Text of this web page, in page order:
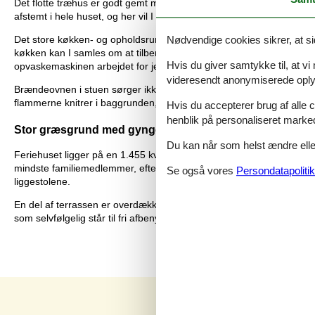
Det flotte træhus er godt gemt mellem de høje fyrretræer og
afstemt i hele huset, og her vil I føle jer hjemme fra første feriedag.
Det store køkken- og opholdsrum er husets hjerte, og her er
køkken kan I samles om at tilberede aftenens måltider, og de
opvaskemaskinen arbejdet for jer, og I kan i stedet sætte jer godt
Brændeovnen i stuen sørger ikke kun for god varme på de kolde
flammerne knitrer i baggrunden, og vinden suser udenfor, kan I
Stor græsgrund med gyngestativ og sandkasse
Feriehuset ligger på en 1.455 kvadratmeter stor græsgrund, og
mindste familiemedlemmer, eftersom der er både gyngestativ og
liggestolene.
En del af terrassen er overdækket, og selv i halvdårligt vejr kan I
som selvfølgelig står til fri afbenyttelse hele ferien.
Nødvendige cookies sikrer, at
Hvis du giver samtykke til, at vi
videresendt anonymiserede
Hvis du accepterer brug af alle
henblik på personaliseret
Du kan når som helst ændre
Se også vores Persondatapolitik